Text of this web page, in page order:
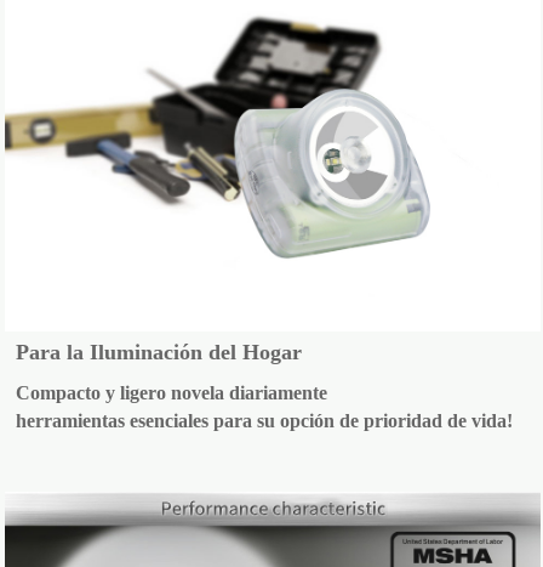
Para la Iluminación del Hogar
Compacto y ligero novela diariamente
herramientas esenciales para su opción de prioridad de vida!